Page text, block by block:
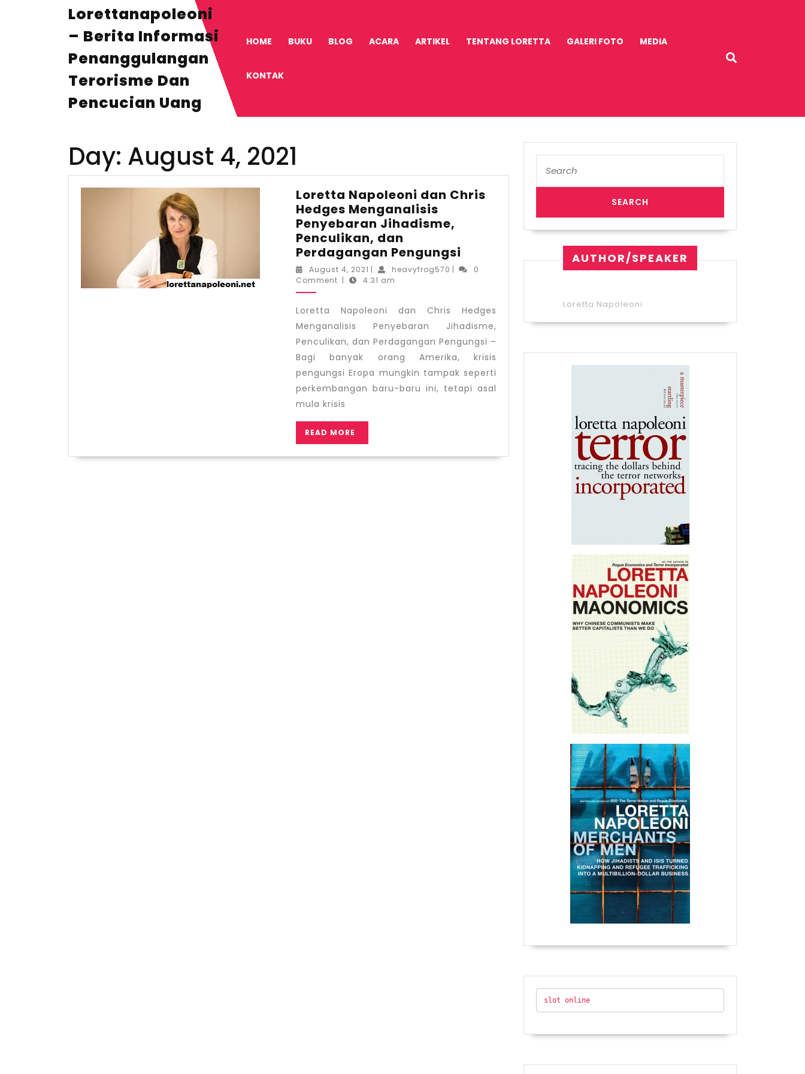
Lorettanapoleoni
– Berita Informasi
Penanggulangan
Terorisme Dan
Pencucian Uang
HOME BUKU BLOG ACARA ARTIKEL TENTANG LORETTA GALERI FOTO MEDIA
KONTAK
Day: August 4, 2021
Loretta Napoleoni dan Chris
Hedges Menganalisis
Penyebaran Jihadisme,
Penculikan, dan
Perdagangan Pengungsi
Napoleoni
Hedges
Menganalisis
Penyebaran
Jihadisme,
Penculikan,
dan
Perdagangan
August 4, 2021 August
4,
| heavyfrog570 heavyfrog570
|
0
Comment | 4:31 am
Loretta Napoleoni dan Chris Hedges
Menganalisis Penyebaran Jihadisme,
Penculikan, dan Perdagangan Pengungsi –
Bagi banyak orang Amerika, krisis
pengungsi Eropa mungkin tampak seperti
perkembangan baru-baru ini, tetapi asal
mula krisis
READ MORE
MORE
for:
AUTHOR/SPEAKER
Loretta Napoleoni
slot online